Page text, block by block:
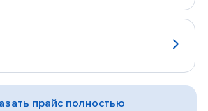
прайс полностью